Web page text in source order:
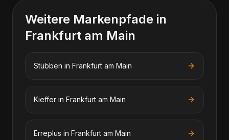
Weitere Markenpfade in
Frankfurt am Main
Stübben in Frankfurt am Main
Kieffer in Frankfurt am Main
Erreplus in Frankfurt am Main